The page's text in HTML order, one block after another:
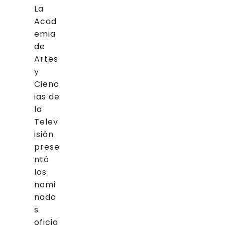
La
Acad
emia
de
Artes
y
Cienc
ias de
la
Telev
isión
prese
ntó
los
nomi
nado
s
oficia